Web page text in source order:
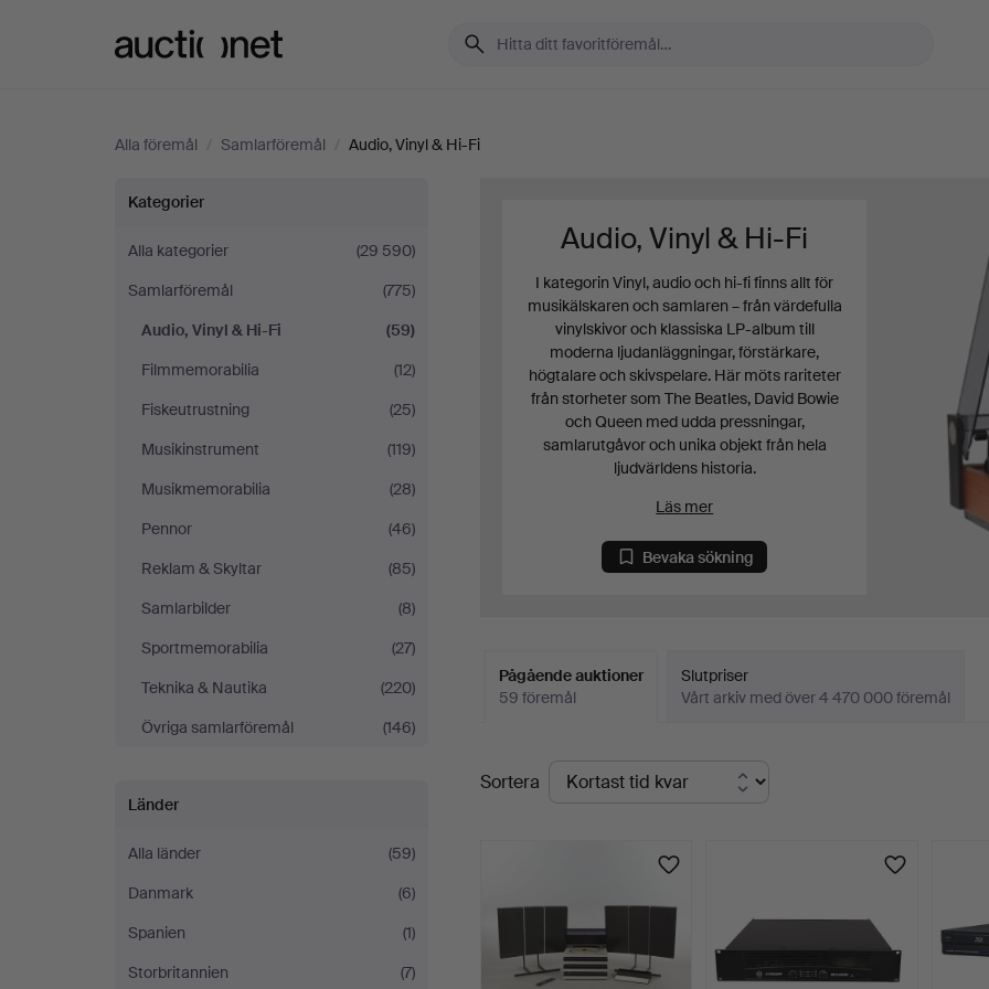
Alla föremål / Samlarföremål / Audio, Vinyl & Hi-Fi
Audio,
Vinyl
&
Hi-
Fi
Kategorier
Alla kategorier
(29 590)
Samlarföremål
(775)
Audio, Vinyl & Hi-Fi
(59)
Filmmemorabilia
(12)
Fiskeutrustning
(25)
Musikinstrument
(119)
Musikmemorabilia
(28)
Pennor
(46)
Reklam & Skyltar
(85)
Samlarbilder
(8)
Sportmemorabilia
(27)
Teknika & Nautika
(220)
Övriga samlarföremål
(146)
Länder
Alla länder
(59)
Danmark
(6)
Spanien
(1)
Storbritannien
(7)
Audio, Vinyl & Hi-Fi
I kategorin Vinyl, audio och hi-fi finns allt för
musikälskaren och samlaren – från värdefulla
vinylskivor och klassiska LP-album till
moderna ljudanläggningar, förstärkare,
högtalare och skivspelare. Här möts rariteter
från storheter som The Beatles, David Bowie
och Queen med udda pressningar,
samlarutgåvor och unika objekt från hela
ljudvärldens historia.
Läs mer
Bevaka sökning
Pågående auktioner
59 föremål
Slutpriser
Vårt arkiv med över 4 470 000 föremål
Pågående
auktioner
Sortera